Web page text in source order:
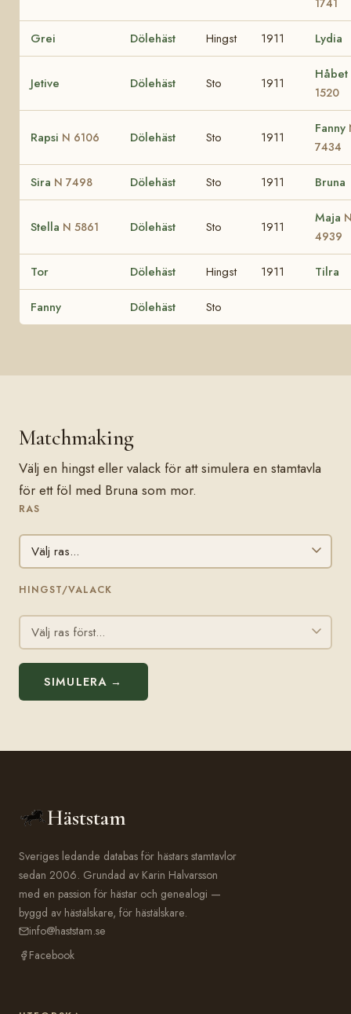
Grei Dölehäst Hingst 1911 Lydia
Jetive Dölehäst Sto 1911
Håbet
1520
Rapsi N 6106 Dölehäst Sto 1911
Fanny
7434
Sira N 7498 Dölehäst Sto 1911 Bruna
Stella N 5861 Dölehäst Sto 1911
Maja
4939
Tor Dölehäst Hingst 1911 Tilra
Fanny Dölehäst Sto
Matchmaking
Välj en hingst eller valack för att simulera en stamtavla
för ett föl med Bruna som mor.
RAS
HINGST/VALACK
SIMULERA →
Häststam
Sveriges ledande databas för hästars stamtavlor
sedan 2006. Grundad av Karin Halvarsson
med en passion för hästar och genealogi —
byggd av hästälskare, för hästälskare.
info@haststam.se
Facebook